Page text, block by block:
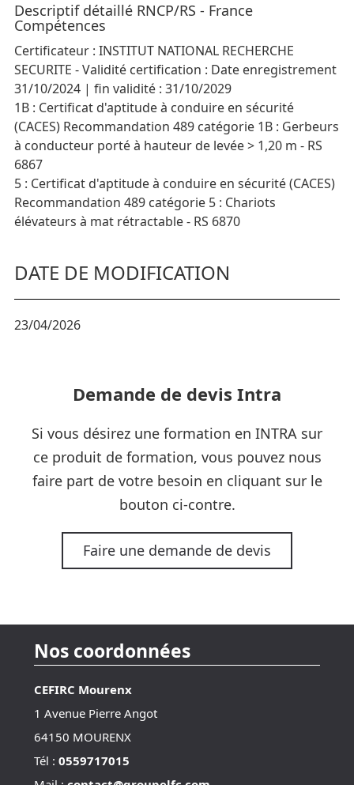
Descriptif détaillé RNCP/RS - France
Compétences
Certificateur : INSTITUT NATIONAL RECHERCHE
SECURITE - Validité certification : Date enregistrement
31/10/2024 | fin validité : 31/10/2029
1B : Certificat d'aptitude à conduire en sécurité
(CACES) Recommandation 489 catégorie 1B : Gerbeurs
à conducteur porté à hauteur de levée > 1,20 m - RS
6867
5 : Certificat d'aptitude à conduire en sécurité (CACES)
Recommandation 489 catégorie 5 : Chariots
élévateurs à mat rétractable - RS 6870
DATE DE MODIFICATION
23/04/2026
Demande de devis Intra
Si vous désirez une formation en INTRA sur
ce produit de formation, vous pouvez nous
faire part de votre besoin en cliquant sur le
bouton ci-contre.
Faire une demande de devis
Nos coordonnées
CEFIRC Mourenx
1 Avenue Pierre Angot
64150 MOURENX
Tél : 0559717015